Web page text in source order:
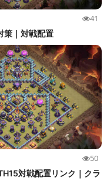
41
策｜対戦配置
50
対戦配置リンク｜クラ